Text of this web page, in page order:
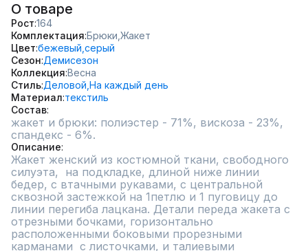
О товаре
Рост 164
Комплектация Брюки, Жакет
Цвет бежевый, серый
Сезон Демисезон
Коллекция Весна
Стиль Деловой, На каждый день
Материал текстиль
Состав
жакет и брюки: полиэстер - 71%, вискоза - 23%,
спандекс - 6%.
Описание
Жакет женский из костюмной ткани, свободного
силуэта,  на подкладке, длиной ниже линии
бедер, с втачными рукавами, с центральной
сквозной застежкой на 1петлю и 1 пуговицу до
линии перегиба лацкана. Детали переда жакета с
отрезными бочками, горизонтально
расположенными боковыми прорезными
карманами  с листочками, и талиевыми